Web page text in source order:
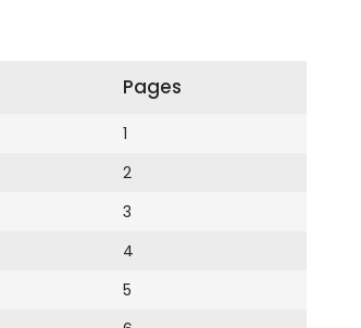
Pages
1
2
3
4
5